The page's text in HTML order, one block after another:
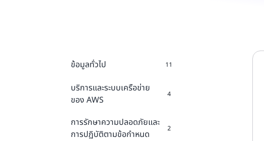
ข้อมูลทั่วไป 11
บริการและระบบเครือข่าย
ของ AWS
4
การรักษาความปลอดภัยและ
การปฏิบัติตามข้อกำหนด
2